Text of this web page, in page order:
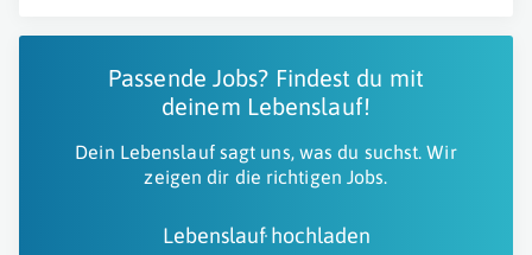
Passende Jobs? Findest du mit
deinem Lebenslauf!
Dein Lebenslauf sagt uns, was du suchst. Wir
zeigen dir die richtigen Jobs.
Lebenslauf hochladen